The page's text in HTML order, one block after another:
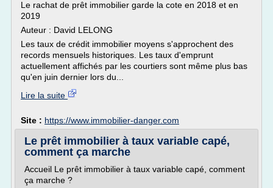
Le rachat de prêt immobilier garde la cote en 2018 et en
2019
Auteur : David LELONG
Les taux de crédit immobilier moyens s'approchent des
records mensuels historiques. Les taux d'emprunt
actuellement affichés par les courtiers sont même plus bas
qu'en juin dernier lors du...
Lire la suite
Site : https://www.immobilier-danger.com
Le prêt immobilier à taux variable capé,
comment ça marche
Accueil Le prêt immobilier à taux variable capé, comment
ça marche ?